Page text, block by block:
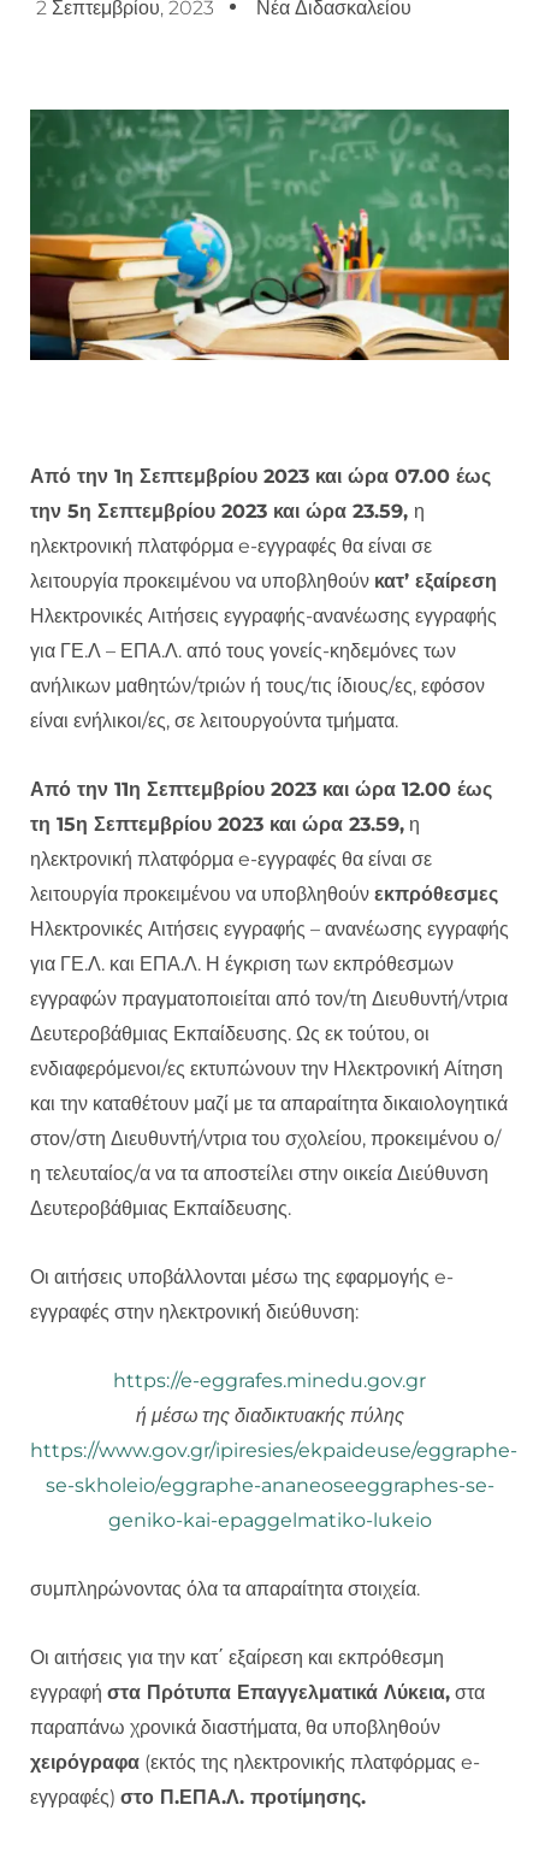
2 Σεπτεμβρίου, 2023 Νέα Διδασκαλείου
Από την 1η Σεπτεμβρίου 2023 και ώρα 07.00 έως
την 5η Σεπτεμβρίου 2023 και ώρα 23.59, η
ηλεκτρονική πλατφόρμα e-εγγραφές θα είναι σε
λειτουργία προκειμένου να υποβληθούν κατ’ εξαίρεση
Ηλεκτρονικές Αιτήσεις εγγραφής-ανανέωσης εγγραφής
για ΓΕ.Λ – ΕΠΑ.Λ. από τους γονείς-κηδεμόνες των
ανήλικων μαθητών/τριών ή τους/τις ίδιους/ες, εφόσον
είναι ενήλικοι/ες, σε λειτουργούντα τμήματα.
Από την 11η Σεπτεμβρίου 2023 και ώρα 12.00 έως
τη 15η Σεπτεμβρίου 2023 και ώρα 23.59, η
ηλεκτρονική πλατφόρμα e-εγγραφές θα είναι σε
λειτουργία προκειμένου να υποβληθούν εκπρόθεσμες
Ηλεκτρονικές Αιτήσεις εγγραφής – ανανέωσης εγγραφής
για ΓΕ.Λ. και ΕΠΑ.Λ. Η έγκριση των εκπρόθεσμων
εγγραφών πραγματοποιείται από τον/τη Διευθυντή/ντρια
Δευτεροβάθμιας Εκπαίδευσης. Ως εκ τούτου, οι
ενδιαφερόμενοι/ες εκτυπώνουν την Ηλεκτρονική Αίτηση
και την καταθέτουν μαζί με τα απαραίτητα δικαιολογητικά
στον/στη Διευθυντή/ντρια του σχολείου, προκειμένου ο/
η τελευταίος/α να τα αποστείλει στην οικεία Διεύθυνση
Δευτεροβάθμιας Εκπαίδευσης.
Οι αιτήσεις υποβάλλονται μέσω της εφαρμογής e-
εγγραφές στην ηλεκτρονική διεύθυνση:
https://e-eggrafes.minedu.gov.gr
ή μέσω της διαδικτυακής πύλης
https://www.gov.gr/ipiresies/ekpaideuse/eggraphe-
se-skholeio/eggraphe-ananeoseeggraphes-se-
geniko-kai-epaggelmatiko-lukeio
συμπληρώνοντας όλα τα απαραίτητα στοιχεία.
Οι αιτήσεις για την κατ΄ εξαίρεση και εκπρόθεσμη
εγγραφή στα Πρότυπα Επαγγελματικά Λύκεια, στα
παραπάνω χρονικά διαστήματα, θα υποβληθούν
χειρόγραφα (εκτός της ηλεκτρονικής πλατφόρμας e-
εγγραφές) στο Π.ΕΠΑ.Λ. προτίμησης.